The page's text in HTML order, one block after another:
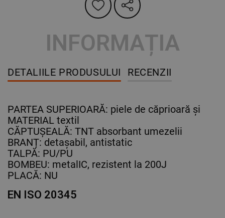
INFORMAȚIA
DETALIILE PRODUSULUI RECENZII
PARTEA SUPERIOARĂ: piele de căprioară și
MATERIAL textil
CĂPTUȘEALĂ: TNT absorbant umezelii
BRANȚ: detașabil, antistatic
TALPĂ: PU/PU
BOMBEU: metalIC, rezistent la 200J
PLACĂ: NU
EN ISO 20345